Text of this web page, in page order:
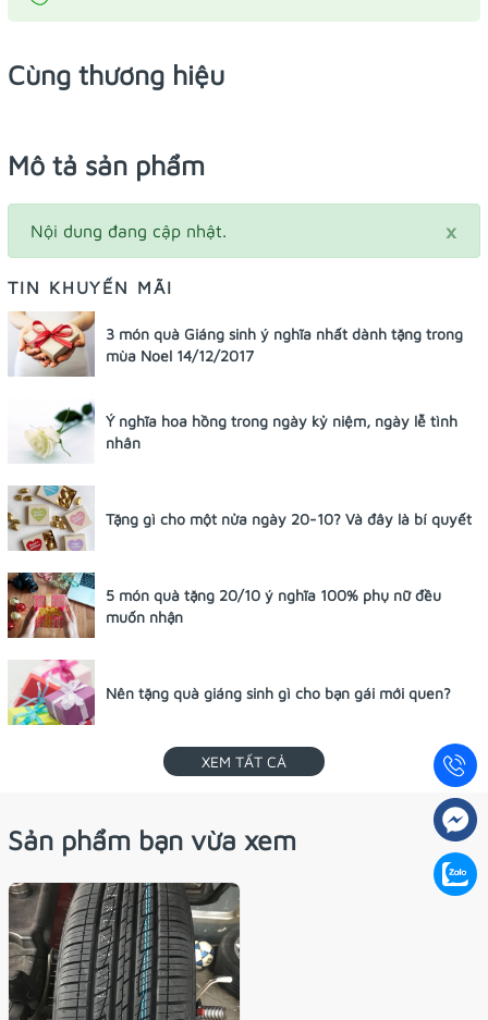
Cùng thương hiệu
Mô tả sản phẩm
×
Nội dung đang cập nhật.
TIN KHUYẾN MÃI
3 món quà Giáng sinh ý nghĩa nhất dành tặng trong
mùa Noel 14/12/2017
Ý nghĩa hoa hồng trong ngày kỷ niệm, ngày lễ tình
nhân
Tặng gì cho một nửa ngày 20-10? Và đây là bí quyết
5 món quà tặng 20/10 ý nghĩa 100% phụ nữ đều
muốn nhận
Nên tặng quà giáng sinh gì cho bạn gái mới quen?
XEM TẤT CẢ
Sản phẩm bạn vừa xem